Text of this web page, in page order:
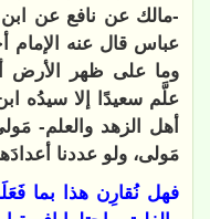
-مالك عن نافع عن
عباس قال عنه الإمام
وما على ظهر الأرض
علَّم سعيدًا إلا سيدُه
أهل الزهد والعلم-
مَولى، ولو عددنا
فهل نُقارِن هذا بما